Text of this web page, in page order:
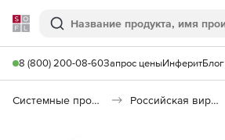
Softline
Поиск
8 (800) 200-08-60Запрос ценыИнферитБлог
Системные программы Российская виртуализация (Импортозамещение)